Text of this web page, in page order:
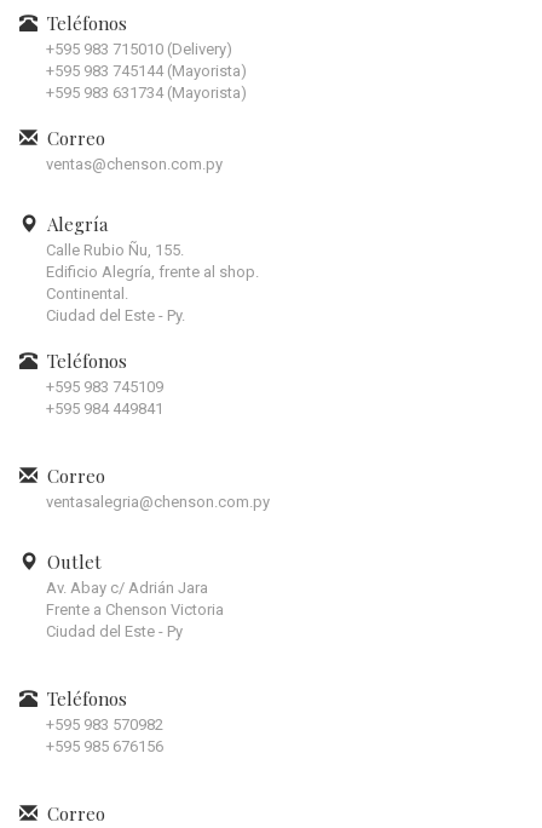
Teléfonos
+595 983 715010 (Delivery)
+595 983 745144 (Mayorista)
+595 983 631734 (Mayorista)
Correo
ventas@chenson.com.py
Alegría
Calle Rubio Ñu, 155.
Edificio Alegría, frente al shop.
Continental.
Ciudad del Este - Py.
Teléfonos
+595 983 745109
+595 984 449841
Correo
ventasalegria@chenson.com.py
Outlet
Av. Abay c/ Adrián Jara
Frente a Chenson Victoria
Ciudad del Este - Py
Teléfonos
+595 983 570982
+595 985 676156
Correo